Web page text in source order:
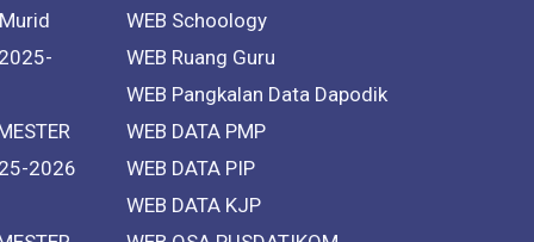
2026
WEB Schoology
WEB Ruang Guru
WEB Pangkalan Data Dapodik
WEB DATA PMP
WEB DATA PIP
WEB DATA KJP